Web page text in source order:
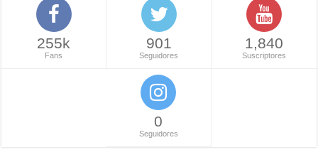
255k
Fans
901
Seguidores
1,840
Suscriptores
0
Seguidores